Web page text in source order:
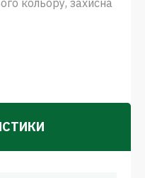
кольору, захисна